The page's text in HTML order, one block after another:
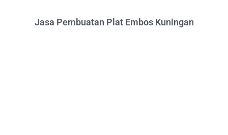
Jasa Pembuatan Plat Embos Kuningan